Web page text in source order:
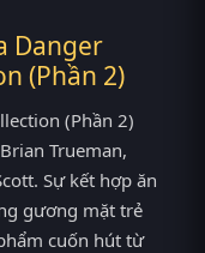
Danger
(Phần 2)
(Phần 2)
Trueman,
Sự kết hợp ăn
gương mặt trẻ
cuốn hút từ